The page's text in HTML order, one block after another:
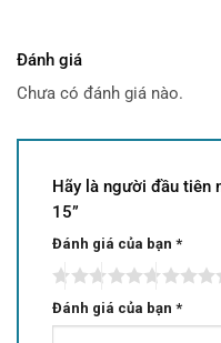
Đánh giá
Chưa có đánh giá nào.
Hãy là người đầu tiên
15”
Đánh giá của bạn *
Đánh giá của bạn *